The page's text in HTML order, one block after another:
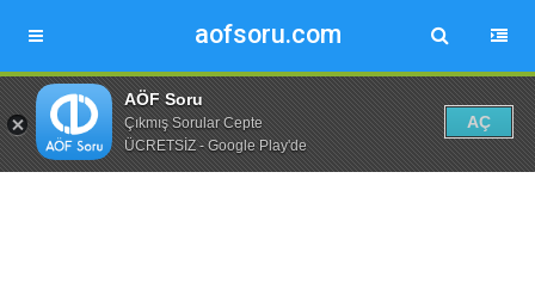
aofsoru.com
AÖF Soru
Çıkmış Sorular Cepte
ÜCRETSİZ - Google Play'de
AÇ